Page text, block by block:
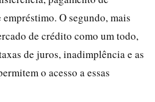
O segundo, mais
de crédito como um todo,
de juros, inadimplência e as
o acesso a essas